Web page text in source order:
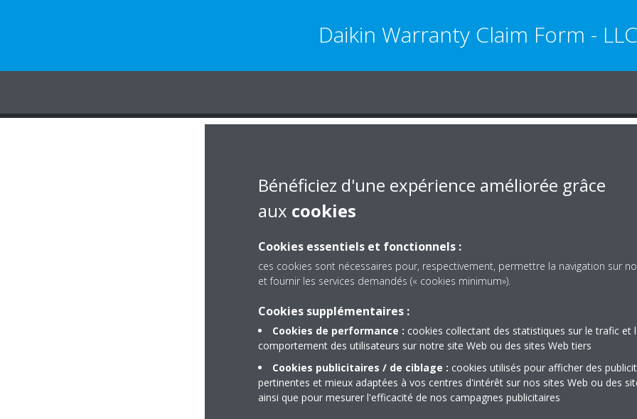
Daikin Warranty Claim Form - LLC
Bénéficiez d'une expérience améliorée grâce
aux cookies
Cookies essentiels et fonctionnels :
ces cookies sont nécessaires pour, respectivement, permettre la navigation sur
et fournir les services demandés (« cookies minimum»).
Cookies supplémentaires :
Cookies de performance : cookies collectant des statistiques sur le trafic et
comportement des utilisateurs sur notre site Web ou des sites Web tiers
Cookies publicitaires / de ciblage : cookies utilisés pour afficher des
pertinentes et mieux adaptées à vos centres d'intérêt sur nos sites Web ou des
ainsi que pour mesurer l'efficacité de nos campagnes publicitaires